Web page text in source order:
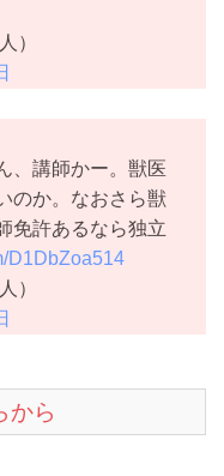
）
、講師かー。獣医
のか。なおさら獣
免許あるなら独立
D1DbZoa514
）
から